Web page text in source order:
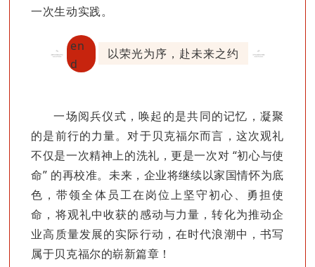
一次生动实践。
en
d
以荣光为序，赴未来之约
一场阅兵仪式，唤起的是共同的记忆，凝聚
的是前行的力量。对于贝克福尔而言，这次观礼
不仅是一次精神上的洗礼，更是一次对 “初心与使
命” 的再校准。未来，企业将继续以家国情怀为底
色，带领全体员工在岗位上坚守初心、勇担使
命，将观礼中收获的感动与力量，转化为推动企
业高质量发展的实际行动，在时代浪潮中，书写
属于贝克福尔的崭新篇章！